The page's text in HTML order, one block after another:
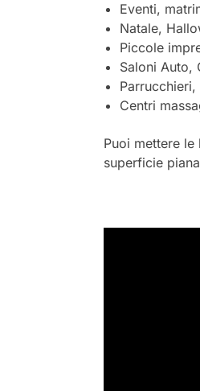
Eventi,
Natale,
Piccole
Saloni Auto,
Centri
Puoi mettere
superficie